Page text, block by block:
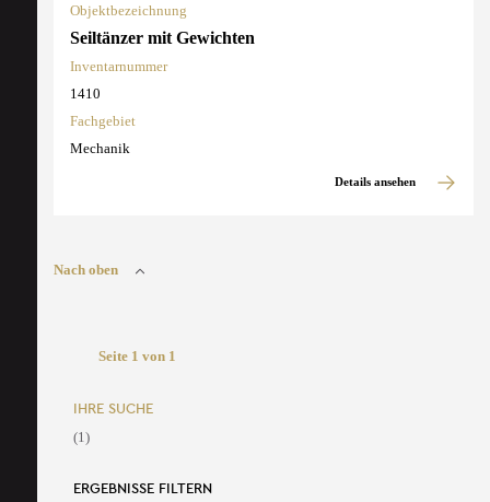
Objektbezeichnung
Seiltänzer mit Gewichten
Inventarnummer
1410
Fachgebiet
Mechanik
Details ansehen
Nach oben
Seite 1 von 1
IHRE SUCHE
(1)
ERGEBNISSE FILTERN